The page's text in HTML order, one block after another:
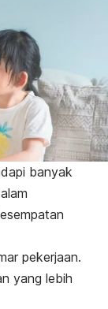
banyak
pekerjaan.
yang lebih